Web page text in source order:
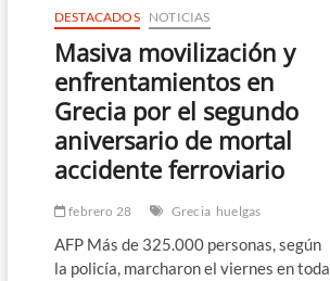
migración
irregular
DESTACADOS NOTICIAS
Masiva movilización y
enfrentamientos en
Grecia por el segundo
aniversario de mortal
accidente ferroviario
febrero 28 Grecia huelgas
AFP Más de 325.000 personas, según
la policía, marcharon el viernes en toda